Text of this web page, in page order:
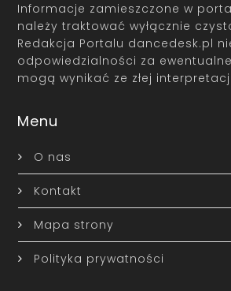
Informacje zamieszczone w
należy traktować wyłącznie
Redakcja Portalu dancedesk.pl
odpowiedzialności za
mogą wynikać ze złej
Menu
O nas
Kontakt
Mapa strony
Polityka prywatności